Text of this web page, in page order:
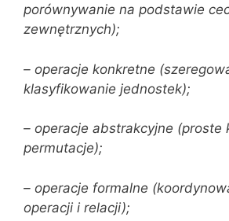
porównywanie na podstawie
zewnętrznych);
– operacje konkretne
klasyfikowanie jednostek);
– operacje abstrakcyjne (proste
permutacje);
– operacje formalne
operacji i relacji);